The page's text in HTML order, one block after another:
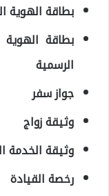
بطاقة الهوية
بطاقة الهوية
الرسمية
جواز سفر
وثيقة زواج
وثيقة الخدمة
رخصة القيادة